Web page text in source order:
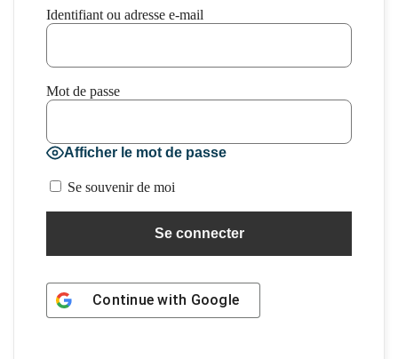
Identifiant ou adresse e-mail
Mot de passe
Afficher le mot de passe
Se souvenir de moi
Continue with Google